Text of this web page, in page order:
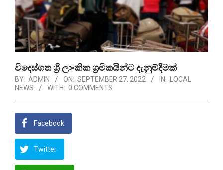
විදෙස්ගත ශ්‍රී ලාංකික ශ්‍රමිකයින්ට දැනුම්දීමක්
BY: ADMIN ON: SEPTEMBER 27, 2022 IN:
LOCAL
NEWS
WITH: 0 COMMENTS
Facebook
Twitter